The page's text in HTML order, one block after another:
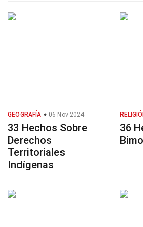
GEOGRAFÍA 06 Nov 2024
33 Hechos Sobre
Derechos
Territoriales
Indígenas
36